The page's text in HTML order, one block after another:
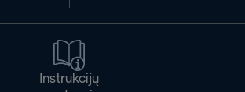
Instrukcijų